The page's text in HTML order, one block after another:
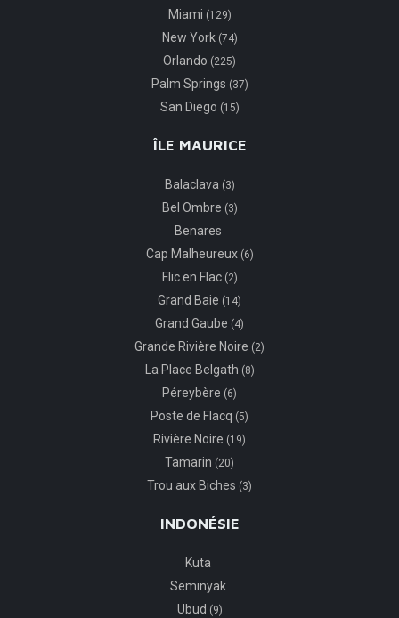
Miami (129)
New York (74)
Orlando (225)
Palm Springs (37)
San Diego (15)
ÎLE MAURICE
Balaclava (3)
Bel Ombre (3)
Benares
Cap Malheureux (6)
Flic en Flac (2)
Grand Baie (14)
Grand Gaube (4)
Grande Rivière Noire (2)
La Place Belgath (8)
Péreybère (6)
Poste de Flacq (5)
Rivière Noire (19)
Tamarin (20)
Trou aux Biches (3)
INDONÉSIE
Kuta
Seminyak
Ubud (9)